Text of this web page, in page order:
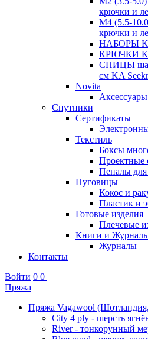
крючки и
М4 (5.5-
крючки и
НАБОРЫ
КРЮЧКИ
СПИЦЫ
см KA
Novita
Аксессуары
Спутники
Сертификаты
Текстиль
Боксы
Проектные
Пеналы
Пуговицы
Кокос и
Пластик и
Готовые изделия
Плечевые
Книги и
Журналы
Контакты
Войти 0 0
Пряжа
Пряжа Vagawool
City 4 ply - шерсть
River - тонкорунный